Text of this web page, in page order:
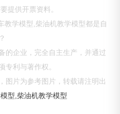
提供开票资料。
教学模型,柴油机教学模型都是自
的企业，完全自主生产，并通过
专利与著作权。
图片为参考图片，转载请注明出
型,柴油机教学模型